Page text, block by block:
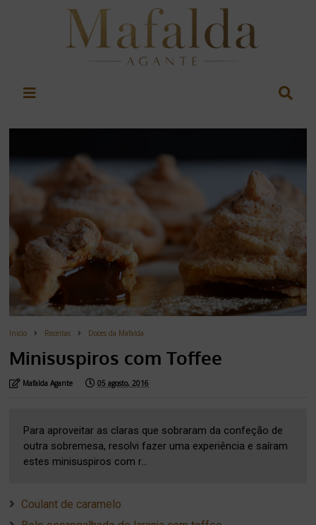
Inicio Receitas Doces da Mafalda
Minisuspiros com Toffee
Mafalda Agante 05 agosto, 2016
Para aproveitar as claras que sobraram da confeção de
outra sobremesa, resolvi fazer uma experiência e saíram
estes minisuspiros com r...
Coulant de caramelo